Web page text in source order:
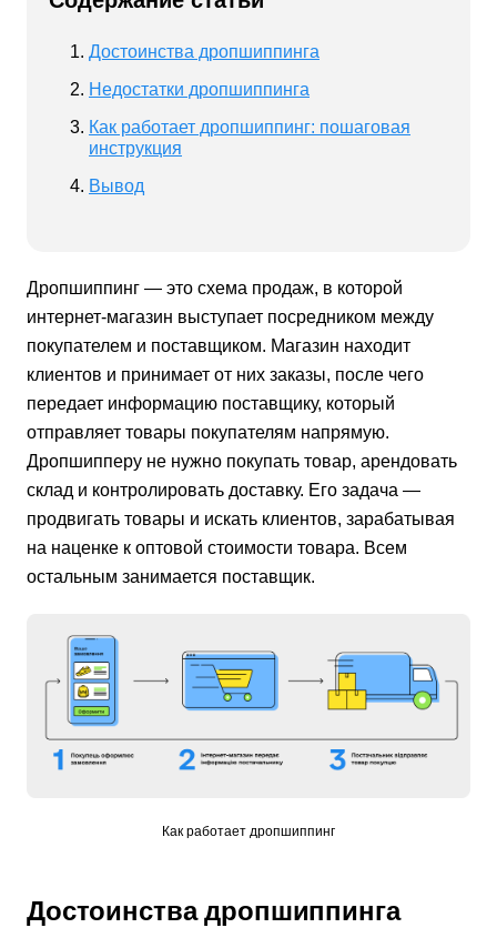
Достоинства дропшиппинга
Недостатки дропшиппинга
Как работает дропшиппинг: пошаговая
инструкция
Вывод
Дропшиппинг — это схема продаж, в которой
интернет-магазин выступает посредником между
покупателем и поставщиком. Магазин находит
клиентов и принимает от них заказы, после чего
передает информацию поставщику, который
отправляет товары покупателям напрямую.
Дропшипперу не нужно покупать товар, арендовать
склад и контролировать доставку. Его задача —
продвигать товары и искать клиентов, зарабатывая
на наценке к оптовой стоимости товара. Всем
остальным занимается поставщик.
Как работает дропшиппинг
Достоинства дропшиппинга